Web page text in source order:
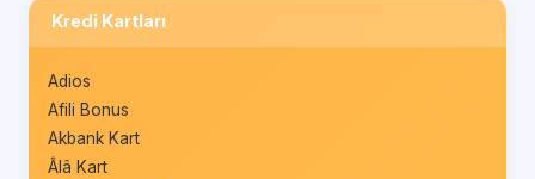
Kredi Kartları
Adios
Afili Bonus
Akbank Kart
Âlâ Kart